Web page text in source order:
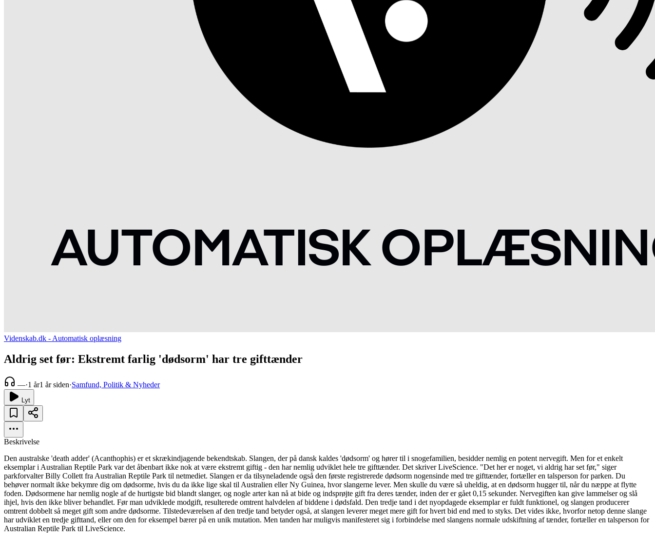
Videnskab.dk - Automatisk oplæsning
Aldrig set før: Ekstremt farlig 'dødsorm' har tre gifttænder
—·1 år1 år siden·Samfund, Politik & Nyheder
Lyt
Beskrivelse
Den australske 'death adder' (Acanthophis) er et skrækindjagende bekendtskab. Slangen, der på dansk kaldes 'dødsorm' og hører til i snogefamilien, besidder nemlig en potent nervegift. Men for et enkelt
eksemplar i Australian Reptile Park var det åbenbart ikke nok at være ekstremt giftig - den har nemlig udviklet hele tre gifttænder. Det skriver LiveScience. "Det her er noget, vi aldrig har set før," siger
parkforvalter Billy Collett fra Australian Reptile Park til netmediet. Slangen er da tilsyneladende også den første registrerede dødsorm nogensinde med tre gifttænder, fortæller en talsperson for parken. Du
behøver normalt ikke bekymre dig om dødsorme, hvis du da ikke lige skal til Australien eller Ny Guinea, hvor slangerne lever. Men skulle du være så uheldig, at en dødsorm hugger til, når du næppe at flytte
foden. Dødsormene har nemlig nogle af de hurtigste bid blandt slanger, og nogle arter kan nå at bide og indsprøjte gift fra deres tænder, inden der er gået 0,15 sekunder. Nervegiften kan give lammelser og slå
ihjel, hvis den ikke bliver behandlet. Før man udviklede modgift, resulterede omtrent halvdelen af biddene i dødsfald. Den tredje tand i det nyopdagede eksemplar er fuldt funktionel, og slangen producerer
omtrent dobbelt så meget gift som andre dødsorme. Tilstedeværelsen af den tredje tand betyder også, at slangen leverer meget mere gift for hvert bid end med to styks. Det vides ikke, hvorfor netop denne slange
har udviklet en tredje gifttand, eller om den for eksempel bærer på en unik mutation. Men tanden har muligvis manifesteret sig i forbindelse med slangens normale udskiftning af tænder, fortæller en talsperson for
Australian Reptile Park til LiveScience.